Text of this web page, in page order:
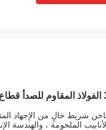
شريط خالٍ من الإجهاد
الملحومة ، والهندسة